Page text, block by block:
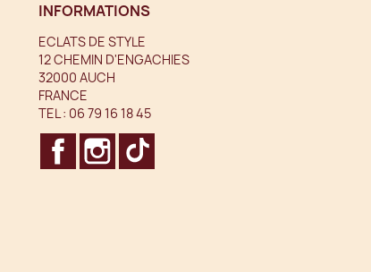
INFORMATIONS
ECLATS DE STYLE
12 CHEMIN D'ENGACHIES
32000 AUCH
FRANCE
TEL : 06 79 16 18 45
FACEBOOKINSTAGRAM